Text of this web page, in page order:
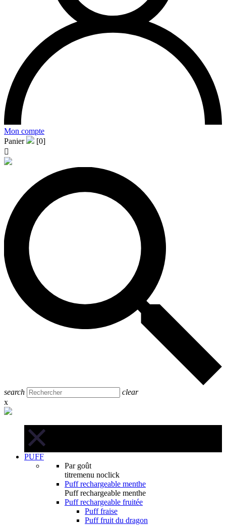
Mon compte
Panier
[0]

search
clear
x
PUFF
Par goût
titremenu noclick
Puff rechargeable menthe
Puff rechargeable menthe
Puff rechargeable fruitée
Puff fraise
Puff fruit du dragon